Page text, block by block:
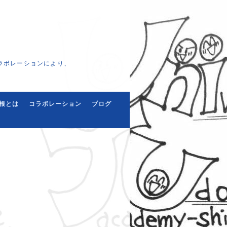
レーションにより、
とは コラボレーション ブログ